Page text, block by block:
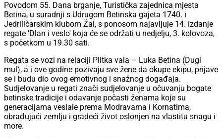
Povodom 55. Dana brganje, Turistička zajednica mjesta
Betina, u suradnji s Udrugom Betinska gajeta 1740. i
Jedriličarskim klubom Žal, s ponosom najavljuje 14. izdanje
regate 'Dlan i veslo' koja će se održati u nedjelju, 3. kolovoza,
s početkom u 19.30 sati.
Regata se vozi na relaciji Plitka vala – Luka Betina (Dugi
mul), a i ove godine pozivaju sve žene da okupe ekipu, prijave
se i budu dio ovog emotivnog i snažnog događaja.
Sudjelovanje u regati znači sudjelovanje u očuvanju bogate
betinske tradicije i odavanje počasti ženama koje su
generacijama veslale prema Modravama i Kornatima,
obrađujući zemlju i gradeći život oslonjen na vlastitu snagu i
more.